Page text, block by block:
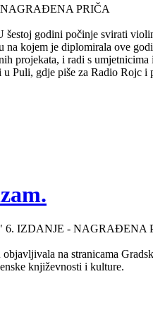
PRIČA
godini počinje svirati
kojem je diplomirala ove
projekata, i radi s
Puli, gdje piše za Radio Rojc
IZDANJE - NAGRAĐENA
na stranicama
književnosti i kulture.